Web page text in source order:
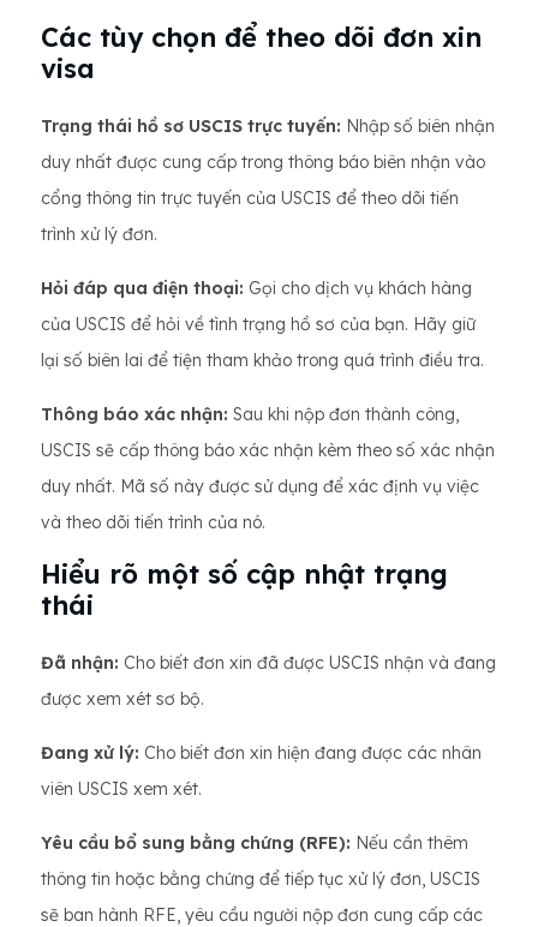
Các tùy chọn để theo dõi đơn xin
visa
Trạng thái hồ sơ USCIS trực tuyến: Nhập số biên nhận
duy nhất được cung cấp trong thông báo biên nhận vào
cổng thông tin trực tuyến của USCIS để theo dõi tiến
trình xử lý đơn.
Hỏi đáp qua điện thoại: Gọi cho dịch vụ khách hàng
của USCIS để hỏi về tình trạng hồ sơ của bạn. Hãy giữ
lại số biên lai để tiện tham khảo trong quá trình điều tra.
Thông báo xác nhận: Sau khi nộp đơn thành công,
USCIS sẽ cấp thông báo xác nhận kèm theo số xác nhận
duy nhất. Mã số này được sử dụng để xác định vụ việc
và theo dõi tiến trình của nó.
Hiểu rõ một số cập nhật trạng
thái
Đã nhận: Cho biết đơn xin đã được USCIS nhận và đang
được xem xét sơ bộ.
Đang xử lý: Cho biết đơn xin hiện đang được các nhân
viên USCIS xem xét.
Yêu cầu bổ sung bằng chứng (RFE): Nếu cần thêm
thông tin hoặc bằng chứng để tiếp tục xử lý đơn, USCIS
sẽ ban hành RFE, yêu cầu người nộp đơn cung cấp các